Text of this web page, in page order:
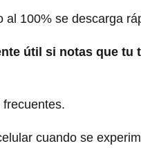
100% se descarga
útil si notas que tu
cuando se